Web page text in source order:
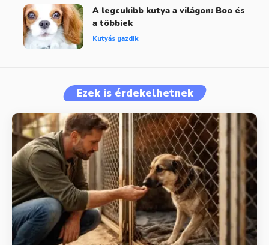
A legcukibb kutya a világon: Boo és
a többiek
Kutyás gazdik
Ezek is érdekelhetnek